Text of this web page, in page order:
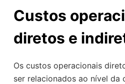
Custos
diretos e
Os custos operacionais
ser relacionados ao nível